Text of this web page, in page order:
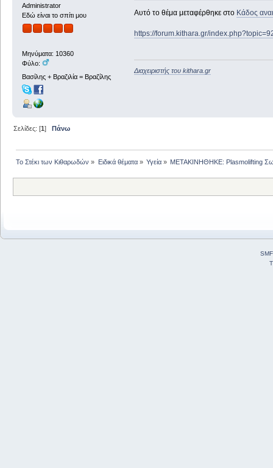
Administrator
Εδώ είναι το σπίτι μου
Μηνύματα: 10360
Φύλο:
Βασίλης + Βραζιλία = Βραζίλης
Αυτό το θέμα μεταφέρθηκε στο Κάδος
https://forum.kithara.gr/
Διαχειριστής του kithara.gr
Σελίδες: [1]Πάνω
Το Στέκι των Κιθαρωδών » Ειδικά θέματα» Υγεία» ΜΕΤΑΚΙΝΗΘΗΚΕ: Plasmolifting